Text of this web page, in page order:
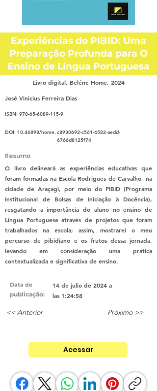
Experiências do PIBID: Uma
Preparação Profunda para O
Ensino de Língua Portuguesa
Livro digital, Belém: Home, 2024
José Vinicius Ferreira Dias
ISBN: 978-65-6089-115-9
DOI: 10.46898/home.c8930692-c561-4582-aedd-
6766d8125f74
Resumo
O livro delineará as experiências educativas que
foram formadas na Escola Rodrigues de Carvalho, na
cidade de Araçagi, por meio do PIBID (Programa
Institucional de Bolsas de Iniciação à Docência),
resgatando a importância do aluno no ensino de
Língua Portuguesa através de projetos que foram
trabalhados na escola; assim, mostrarei o meu
percurso de pibidiano e os frutos dessa jornada,
levando em consideração uma prática
contextualizada e significativa de ensino.
Data de
publicação:
14 de julio de 2024 a
las 1:24:58
<< Anterior Próximo >>
Acessar